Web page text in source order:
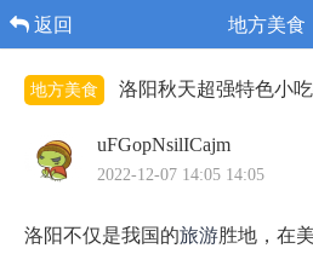
返回 地方美食
地方美食 洛阳秋天超强特色小
uFGopNsilICajm
2022-12-07 14:05 14:05
洛阳不仅是我国的旅游胜地，在